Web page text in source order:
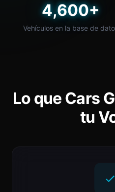
4,600+
Vehículos en la base de
Lo que Cars
tu